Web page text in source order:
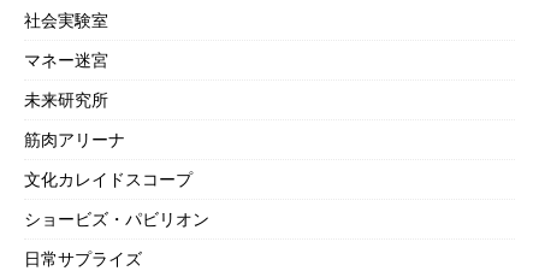
社会実験室
マネー迷宮
未来研究所
筋肉アリーナ
文化カレイドスコープ
ショービズ・パビリオン
日常サプライズ